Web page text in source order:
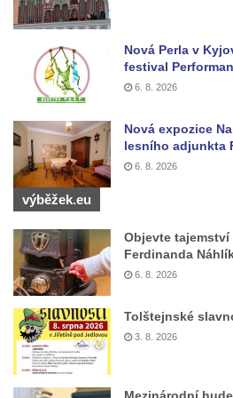
Socha Dívka s mušlí v ZOO Leipzig
Socha Atlet v ZOO Leipzig
Socha Marabu v ZOO Leipzig
Busta Karla Maxe Schneidera v ZOO
Leipzig
Socha Iásón v ZOO Leipzig
Socha Mladý slon v ZOO Leipzig
Socha Uprchlý otrok bojuje s
v ZOO Dresden
Socha slona v ZOO Dresden
Socha Faun s medvíďaty v ZOO
Socha divokého prasete před
Nová Perla v
festival
6. 8. 2026
Nová expozice
lesního adjunkta
6. 8. 2026
výběžek.eu
Objevte
Ferdinanda
6. 8. 2026
Tolštejnské
3. 8. 2026